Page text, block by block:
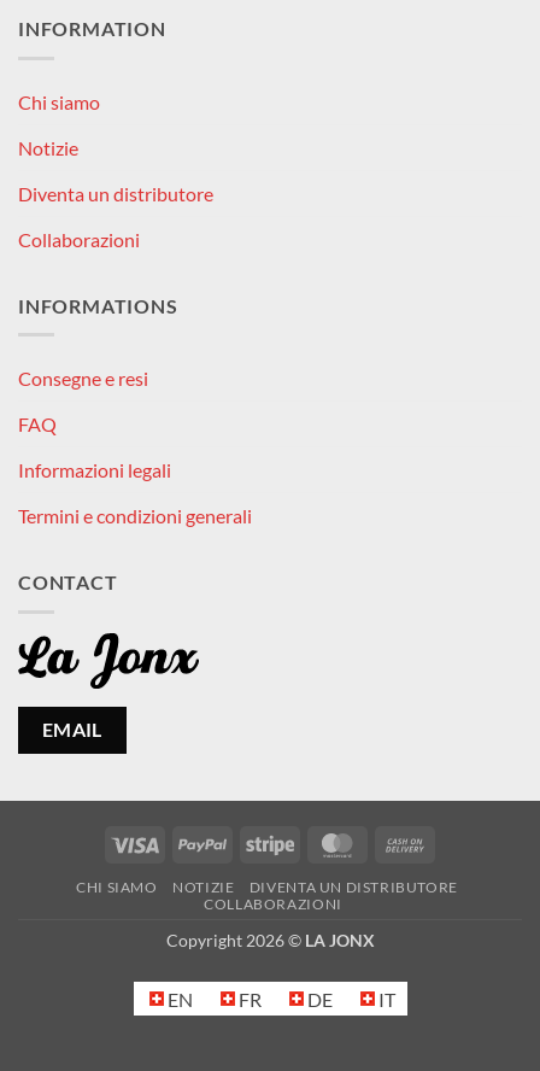
INFORMATION
Chi siamo
Notizie
Diventa un distributore
Collaborazioni
INFORMATIONS
Consegne e resi
FAQ
Informazioni legali
Termini e condizioni generali
CONTACT
EMAIL
Visa PayPal Stripe MasterCard
Delivery
CHI SIAMO NOTIZIE
DIVENTA UN DISTRIBUTORE
COLLABORAZIONI
Copyright 2026 © LA JONX
EN FR DE IT